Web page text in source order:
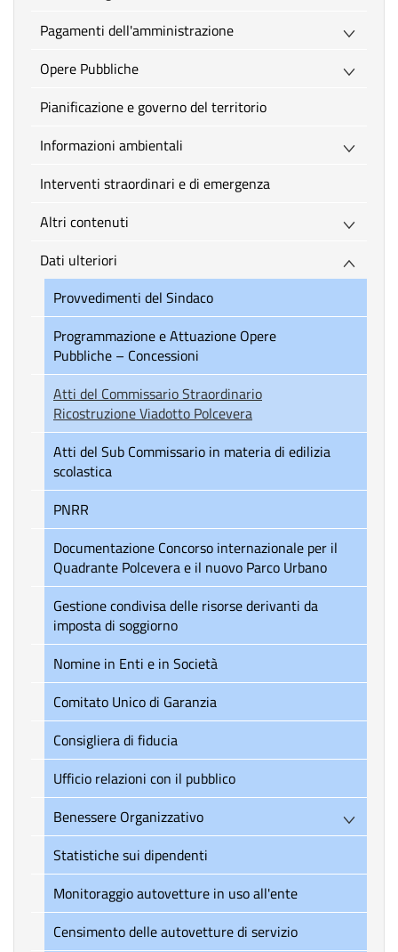
Pagamenti dell'amministrazione
Opere Pubbliche
Pianificazione e governo del territorio
Informazioni ambientali
Interventi straordinari e di emergenza
Altri contenuti
Dati ulteriori
Provvedimenti del Sindaco
Programmazione e Attuazione Opere
Pubbliche – Concessioni
Atti del Commissario Straordinario
Ricostruzione Viadotto Polcevera
Atti del Sub Commissario in materia di edilizia
scolastica
PNRR
Documentazione Concorso internazionale per il
Quadrante Polcevera e il nuovo Parco Urbano
Gestione condivisa delle risorse derivanti da
imposta di soggiorno
Nomine in Enti e in Società
Comitato Unico di Garanzia
Consigliera di fiducia
Ufficio relazioni con il pubblico
Benessere Organizzativo
Statistiche sui dipendenti
Monitoraggio autovetture in uso all'ente
Censimento delle autovetture di servizio